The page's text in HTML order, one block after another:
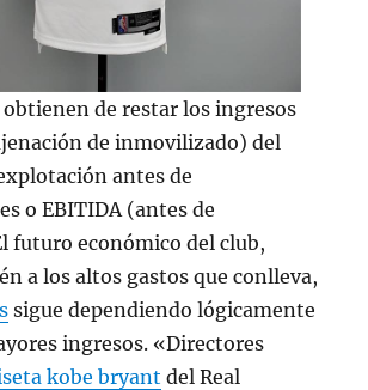
obtienen de restar los ingresos
de inmovilizado) del
antes de
o EBITIDA (antes de
futuro económico del club,
a los altos gastos que conlleva,
sigue dependiendo lógicamente
ingresos. «Directores
kobe bryant del Real